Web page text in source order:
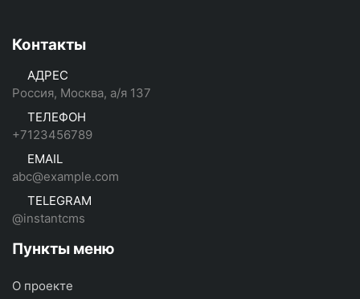
Контакты
АДРЕС
Россия, Москва, а/я 137
ТЕЛЕФОН
+7123456789
EMAIL
abc@example.com
TELEGRAM
@instantcms
Пункты меню
О проекте